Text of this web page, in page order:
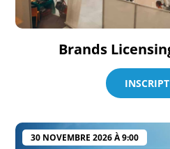
Brands
30 NOVEMBRE 2026 À 9:00